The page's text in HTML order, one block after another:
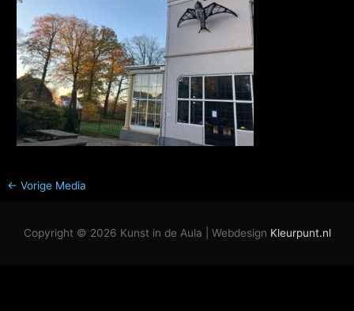
← Vorige Media
Copyright © 2026 Kunst in de Aula | Webdesign Kleurpunt.nl